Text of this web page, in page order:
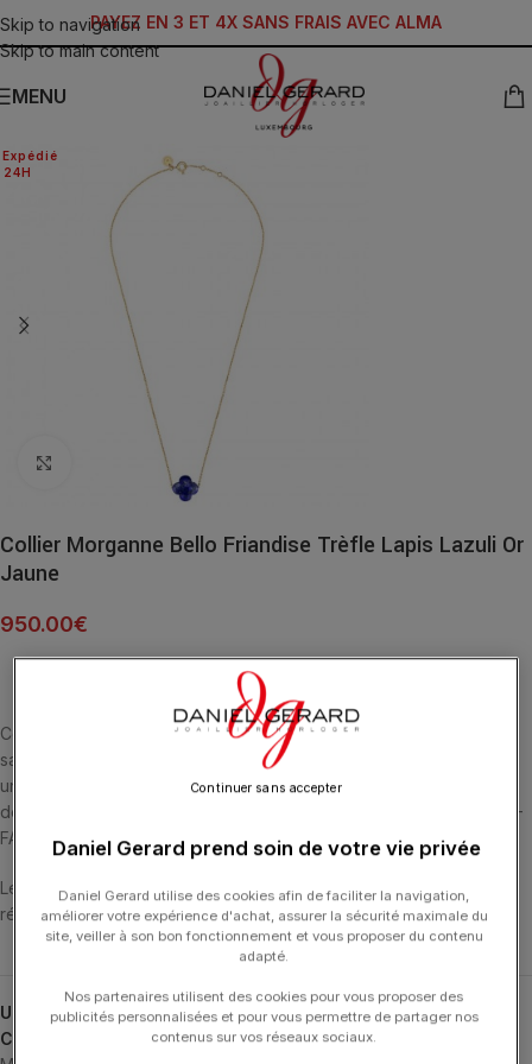
Skip to navigation
Skip to main content
PAYEZ EN 3 ET 4X SANS FRAIS AVEC ALMA
MENU
24H
Expédié
Click to enlarge
Collier Morganne Bello Friandise Trèfle Lapis Lazuli Or
Jaune
950.00€
Cette collection emblématique met les pierres fines en majesté,
sans griffe, ni serti, au contact de la peau. La taille en « trèfle » est
un symbole de chance. Le Lapis Lazuli est la pierre de la Vérité et
de l’Amitié. COLLIER OR JAUNE 18 CARATS ET LAPIS LAZULI MULTI-
FACETTÉE (8,1 CARATS).
Les colliers ont une longueur de 42 cm et ont 3 anneaux de
réglage.
UGS : 1013YB1B110
Catégories :
24H-MORGANNEBELLO, Colliers, Colliers
Daniel Gerard prend soin de votre vie privée
Daniel Gerard utilise des cookies afin de faciliter la navigation,
améliorer votre expérience d'achat, assurer la sécurité maximale du
site, veiller à son bon fonctionnement et vous proposer du contenu
adapté.
Nos partenaires utilisent des cookies pour vous proposer des
publicités personnalisées et pour vous permettre de partager nos
contenus sur vos réseaux sociaux.
Continuer sans accepter